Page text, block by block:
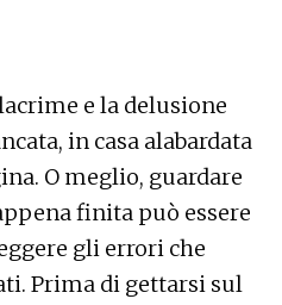
e la delusione
in casa alabardata
O meglio, guardare
finita può essere
gli errori che
Prima di gettarsi sul